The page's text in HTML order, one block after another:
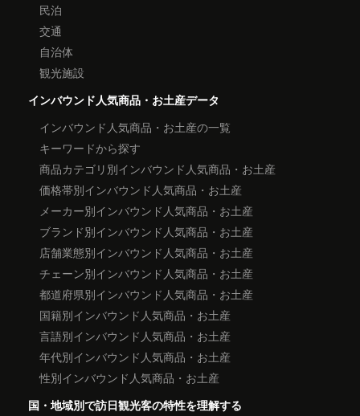
民泊
交通
自治体
観光施設
インバウンド人気商品・お土産データ
インバウンド人気商品・お土産の一覧
キーワードから探す
商品カテゴリ別インバウンド人気商品・お土産
価格帯別インバウンド人気商品・お土産
メーカー別インバウンド人気商品・お土産
ブランド別インバウンド人気商品・お土産
店舗業態別インバウンド人気商品・お土産
チェーン別インバウンド人気商品・お土産
都道府県別インバウンド人気商品・お土産
国籍別インバウンド人気商品・お土産
言語別インバウンド人気商品・お土産
年代別インバウンド人気商品・お土産
性別インバウンド人気商品・お土産
国・地域別で訪日観光客の特性を理解する